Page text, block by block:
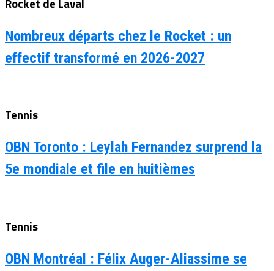
Rocket de Laval
Nombreux départs chez le Rocket : un
effectif transformé en 2026-2027
Tennis
OBN Toronto : Leylah Fernandez surprend la
5e mondiale et file en huitièmes
Tennis
OBN Montréal : Félix Auger-Aliassime se